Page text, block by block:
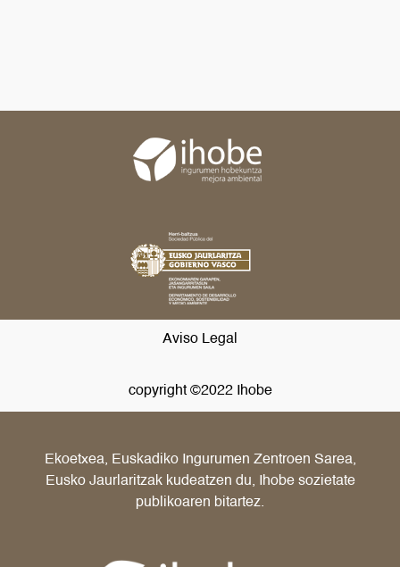
Aviso Legal
copyright ©2022 Ihobe
Ekoetxea, Euskadiko Ingurumen Zentroen Sarea,
Eusko Jaurlaritzak kudeatzen du, Ihobe sozietate
publikoaren bitartez.